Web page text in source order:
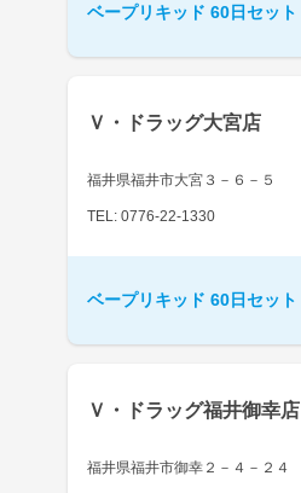
ベープリキッド 60日セット
Ｖ・ドラッグ大宮店
福井県福井市大宮３－６－５
TEL: 0776-22-1330
ベープリキッド 60日セット
Ｖ・ドラッグ福井御幸店
福井県福井市御幸２－４－２４